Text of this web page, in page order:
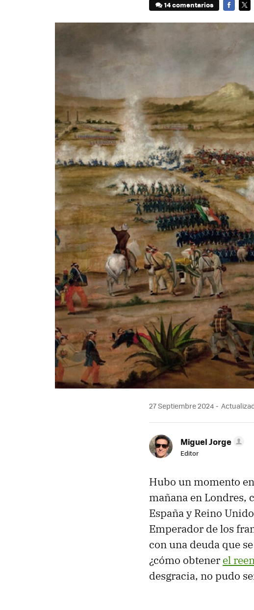
14 comentarios
27 Septiembre 2024
Miguel Jorge
Editor
Hubo un momento
mañana en Londres,
España y Reino
Emperador de los
con una deuda que
¿cómo obtener el
desgracia, no pudo